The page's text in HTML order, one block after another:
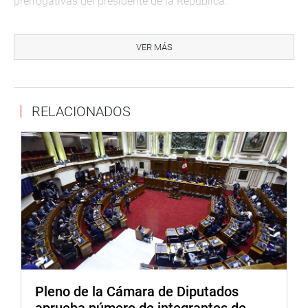
adelantando una vacancia cuando hay problemas vitales
que atender al país”, consideró.
Durante el debate, los parlamentarios Ilich López Ureña,
Luis Aragón Carreño y Pedro Martínez Talavera (AP)
refirieron que los temas de censuras, vacancias y otros
tipos de crisis política contravienen con la miseria
económica y el rebrote de la pandemia.
“Aquí, necesitamos consenso. Los productos encarecen.
No discutamos temas insulsos. Vamos por el progreso”,
manifestó.
Por su parte, el legislador Germán Tacuri Valdivia (PL)
refirió no estar de acuerdo con la moción, y pidió que se
priorice la gobernabilidad.
A su vez, su colega, Wilmar Elera García (SP-PM),
VER MÁS
RELACIONADOS
Pleno de la Cámara de Diputados